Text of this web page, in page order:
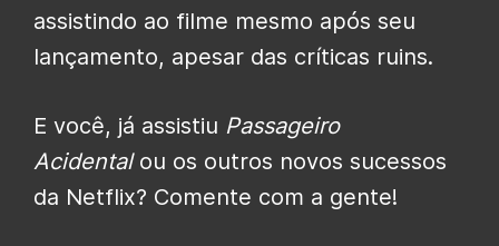
assistindo ao filme mesmo após seu
lançamento, apesar das críticas ruins.
E você, já assistiu Passageiro
Acidental ou os outros novos sucessos
da Netflix? Comente com a gente!